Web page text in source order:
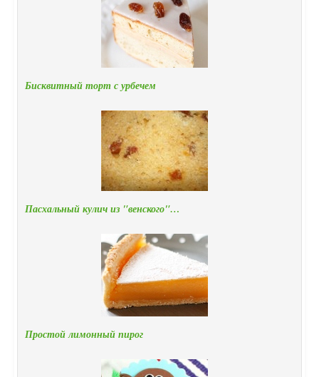
Бисквитный торт с урбечем
Пасхальный кулич из "венского"…
Простой лимонный пирог